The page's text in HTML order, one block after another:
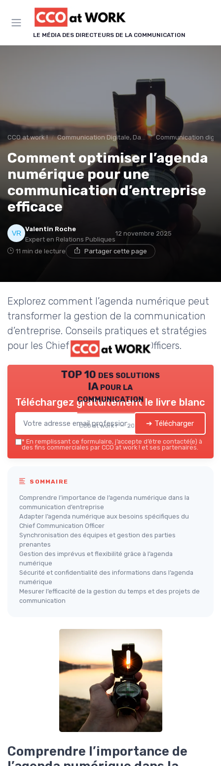
LE MÉDIA DES DIRECTEURS DE LA COMMUNICATION
CCO at work ! Communication Digitale, Data & IA Communication
Comment optimiser l’agenda
numérique pour une
communication d’entreprise
efficace
Valentin Roche
Expert en Relations Publiques
12 novembre 2025
11 min de lecture Partager cette page
Explorez comment l’agenda numérique peut
transformer la gestion de la communication
d’entreprise. Conseils pratiques et stratégies
pour les Chief Communication Officers.
TOP 10 des solutions
IA pour la
communication
CCO at work ! — 2026
Téléchargez gratuitement le livre blanc
➔ Télécharger
* En remplissant ce formulaire, j’accepte d’être contacté(e) à
des fins commerciales par CCO at work ! et ses partenaires.
SOMMAIRE
Comprendre l’importance de l’agenda numérique dans la
communication d’entreprise
Adapter l’agenda numérique aux besoins spécifiques du
Chief Communication Officer
Synchronisation des équipes et gestion des parties
prenantes
Gestion des imprévus et flexibilité grâce à l’agenda
numérique
Sécurité et confidentialité des informations dans l’agenda
numérique
Mesurer l’efficacité de la gestion du temps et des projets de
communication
Comprendre l’importance de
Panneau de gestion des cookies